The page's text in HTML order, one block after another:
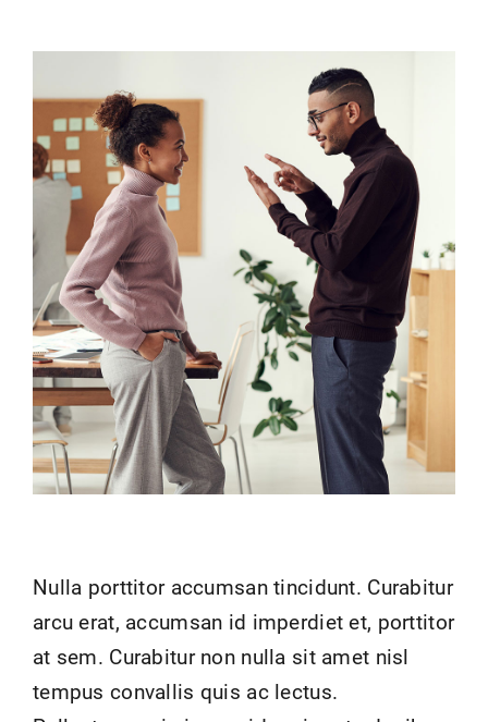
Nulla porttitor accumsan tincidunt. Curabitur
arcu erat, accumsan id imperdiet et, porttitor
at sem. Curabitur non nulla sit amet nisl
tempus convallis quis ac lectus.